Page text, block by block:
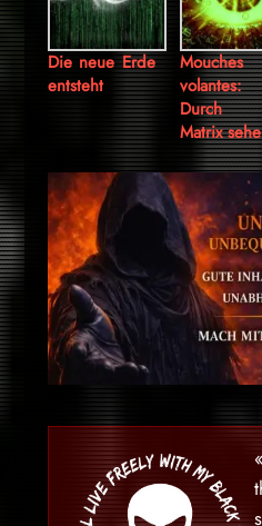
Die neue Erde
entsteht
Mouches
volantes:
Durch
Matrix